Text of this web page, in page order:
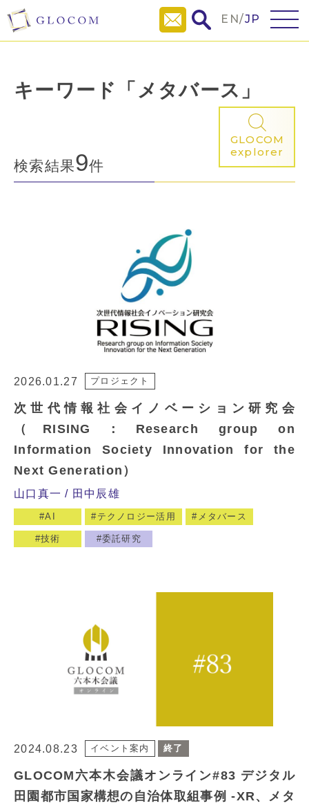
EN/JP
キーワード「メタバース」
GLOCOM
explorer
検索結果9件
2026.01.27 プロジェクト
次世代情報社会イノベーション研究会
（RISING：Research group on
Information Society Innovation for the
Next Generation）
山口真一 田中辰雄
AI テクノロジー活用 メタバース
技術 委託研究
2024.08.23 イベント案内 終了
GLOCOM六本木会議オンライン#83 デジタル
田園都市国家構想の自治体取組事例 -XR、メタ